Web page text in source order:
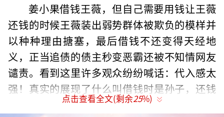
姜小果借钱王薇，但自己需要用钱让王薇
还钱的时候王薇装出弱势群体被欺负的模样并
以种种理由搪塞，最后借钱不还变得天经地
义，正当追债的债主秒变恶霸还被不知情网友
谴责。看到这里许多观众纷纷喊话：代入感太
强！真实的展现了什么叫借钱时是孙子，还钱
点击查看全文(剩余25%)